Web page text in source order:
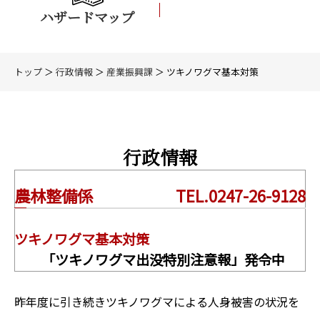
ハザードマップ
トップ ＞ 行政情報 ＞ 産業振興課 ＞ ツキノワグマ基本対策
行政情報
農林整備係 TEL.0247-26-9128
ツキノワグマ基本対策
「ツキノワグマ出没特別注意報」発令中
昨年度に引き続きツキノワグマによる人身被害の状況を